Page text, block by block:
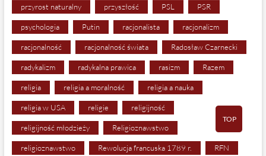
przyrost naturalny przyszłość PSL PSR
psychologia Putin racjonalista racjonalizm
racjonalność racjonalność świata Radosław Czarnecki
radykalizm radykalna prawica rasizm Razem
religia religia a moralność religia a nauka
religia w USA religie religijność
religijność młodzieży Religioznawstwo
religioznawstwo Rewolucja francuska 1789 r. RFN
TOP